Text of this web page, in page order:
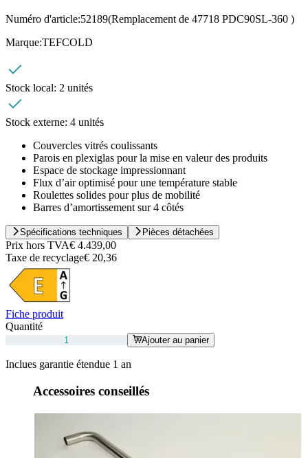
Numéro d'article:52189(Remplacement de 47718 PDC90SL-360 )
Marque:TEFCOLD
Stock local: 2 unités
Stock externe: 4 unités
Couvercles vitrés coulissants
Parois en plexiglas pour la mise en valeur des produits
Espace de stockage impressionnant
Flux d’air optimisé pour une température stable
Roulettes solides pour plus de mobilité
Barres d’amortissement sur 4 côtés
Spécifications techniques Pièces détachées
Prix hors TVA€ 4.439,00
Taxe de recyclage€ 20,36
Fiche produit
Quantité
Ajouter au panier
Inclues garantie étendue 1 an
Accessoires conseillés